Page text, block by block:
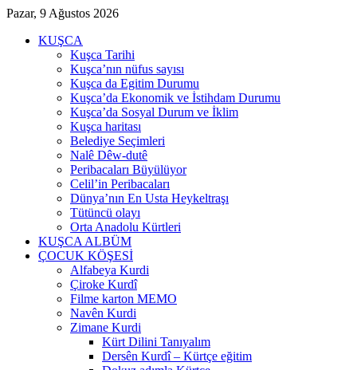
Pazar, 9 Ağustos 2026
KUŞCA
Kuşca Tarihi
Kuşca’nın nüfus sayısı
Kuşca da Egitim Durumu
Kuşca’da Ekonomik ve İstihdam Durumu
Kuşca’da Sosyal Durum ve İklim
Kuşca haritası
Belediye Seçimleri
Nalê Dêw-dutê
Peribacaları Büyülüyor
Celil’in Peribacaları
Dünya’nın En Usta Heykeltraşı
Tütüncü olayı
Orta Anadolu Kürtleri
KUŞCA ALBÜM
ÇOCUK KÖŞESİ
Alfabeya Kurdi
Çiroke Kurdî
Filme karton MEMO
Navên Kurdi
Zimane Kurdi
Kürt Dilini Tanıyalım
Dersên Kurdî – Kürtçe eğitim